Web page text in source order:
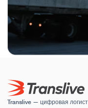
Translive — цифровая